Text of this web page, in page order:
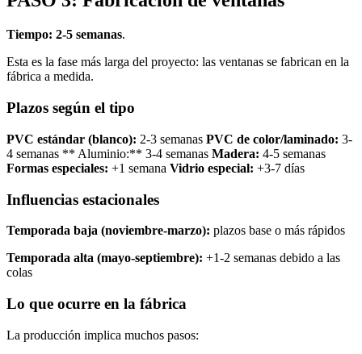
Tiempo: 2-5 semanas.
Esta es la fase más larga del proyecto: las ventanas se fabrican en la
fábrica a medida.
Plazos según el tipo
PVC estándar (blanco): 2-3 semanas PVC de color/laminado: 3-
4 semanas ** Aluminio:** 3-4 semanas Madera: 4-5 semanas
Formas especiales: +1 semana Vidrio especial: +3-7 días
Influencias estacionales
Temporada baja (noviembre-marzo): plazos base o más rápidos
Temporada alta (mayo-septiembre): +1-2 semanas debido a las
colas
Lo que ocurre en la fábrica
La producción implica muchos pasos: